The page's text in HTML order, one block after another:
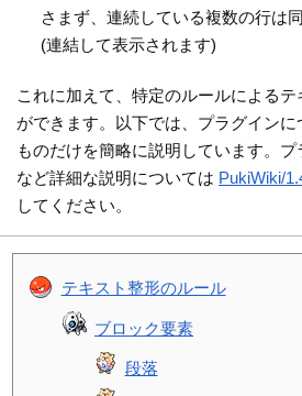
さまず、連続している複数の行は
(連結して表示されます)
これに加えて、特定のルールによるテ
ができます。以下では、プラグイン
ものだけを簡略に説明しています。
など詳細な説明については PukiWiki/
してください。
テキスト整形のルール
ブロック要素
段落